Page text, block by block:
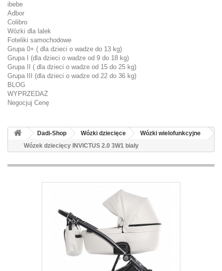
ibebe
Adbor
Colibro
Wózki dla lalek
Foteliki samochodowe
Grupa 0+ ( dla dzieci o wadze do 13 kg)
Grupa I (dla dzieci o wadze od 9 do 18 kg)
Grupa II ( dla dzieci o wadze od 15 do 25 kg)
Grupa III (dla dzieci o wadze od 22 do 36 kg)
BLOG
WYPRZEDAŻ
Negocjuj Cenę
Dadi-Shop Wózki dziecięce
Wózki wielofunkcyjne
Wózek dziecięcy INVICTUS 2.0 3W1 biały